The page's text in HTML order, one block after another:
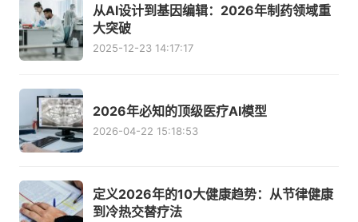
从AI设计到基因编辑：2026年制药领域重
大突破
2025-12-23 14:17:17
2026年必知的顶级医疗AI模型
2026-04-22 15:18:53
定义2026年的10大健康趋势：从节律健康
到冷热交替疗法